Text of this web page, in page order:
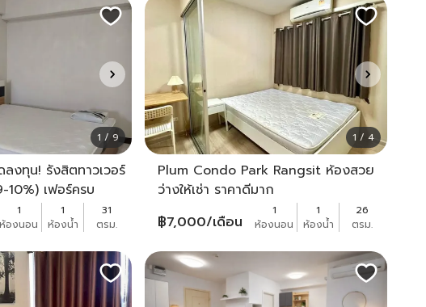
1 / 9
งทุน! รังสิตทาวเวอร์
เฟอร์ครบ
1
ห้องนอน
1
ห้องน้ำ
31
ตรม.
1 / 4
Plum Condo Park Rangsit ห้องสวย
ว่างให้เช่า ราคาดีมาก
฿7,000/เดือน
1
ห้องนอน
1
ห้องน้ำ
26
ตรม.